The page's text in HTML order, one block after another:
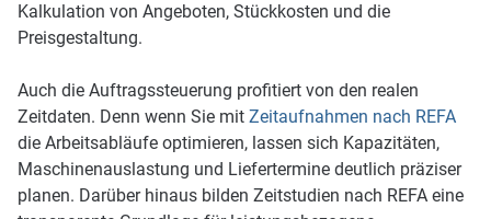
Kalkulation von Angeboten, Stückkosten und die
Preisgestaltung.
Auch die Auftragssteuerung profitiert von den realen
Zeitdaten. Denn wenn Sie mit Zeitaufnahmen nach REFA
die Arbeitsabläufe optimieren, lassen sich Kapazitäten,
Maschinenauslastung und Liefertermine deutlich präziser
planen. Darüber hinaus bilden Zeitstudien nach REFA eine